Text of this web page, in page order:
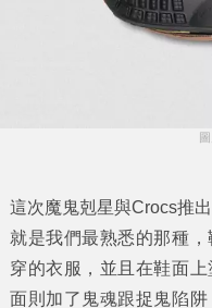
這次魔鬼剋星與Crocs推
就是我們最熟悉的那種
穿的衣服，並且在鞋面
面則加了鬼魂跟捉鬼陷